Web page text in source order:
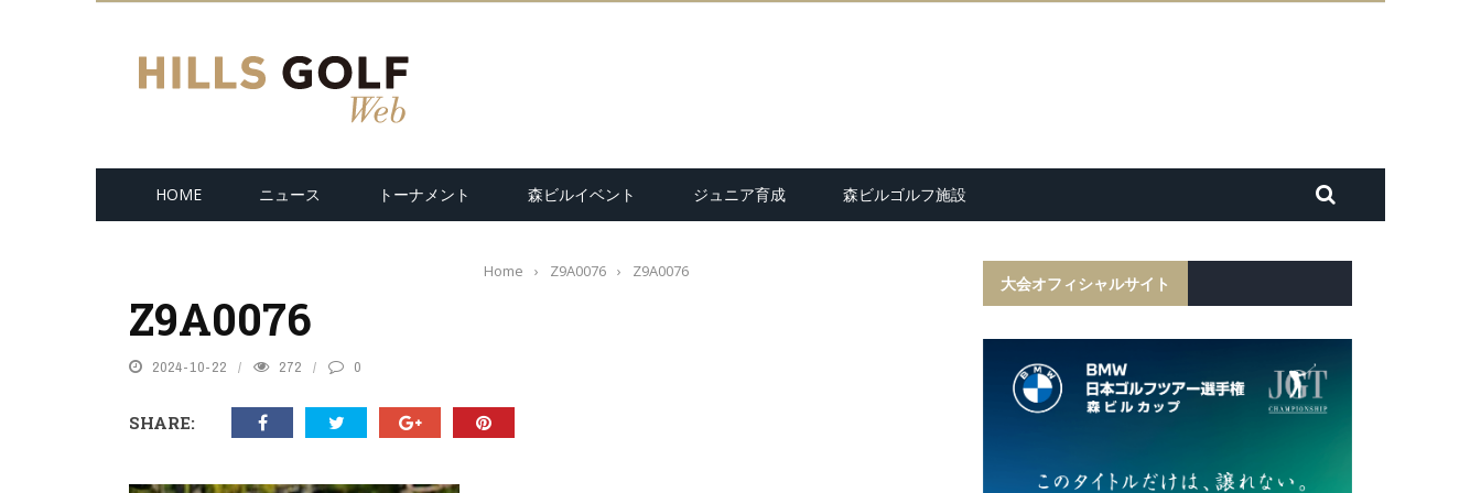
HOME ニュース トーナメント 森ビルイベント ジュニア育成 森ビルゴルフ施設
Home › Z9A0076 › Z9A0076
Z9A0076
2024-10-22 272 0
SHARE:
大会オフィシャルサイト